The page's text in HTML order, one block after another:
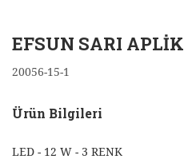
EFSUN SARI APLİK
20056-15-1
Ürün Bilgileri
LED - 12 W - 3 RENK